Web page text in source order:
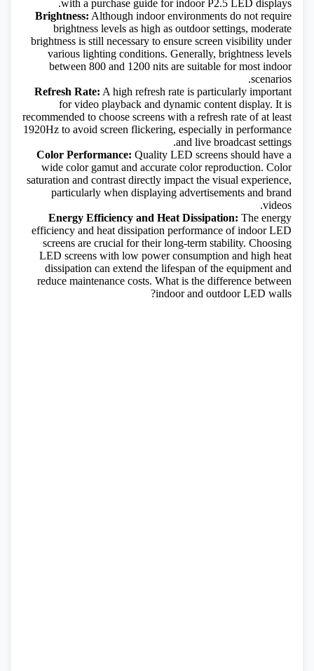
with a purchase guide for indoor P2.5 LED displays.
Brightness: Although indoor environments do not require
brightness levels as high as outdoor settings, moderate
brightness is still necessary to ensure screen visibility under
various lighting conditions. Generally, brightness levels
between 800 and 1200 nits are suitable for most indoor
scenarios.
Refresh Rate: A high refresh rate is particularly important
for video playback and dynamic content display. It is
recommended to choose screens with a refresh rate of at least
1920Hz to avoid screen flickering, especially in performance
and live broadcast settings.
Color Performance: Quality LED screens should have a
wide color gamut and accurate color reproduction. Color
saturation and contrast directly impact the visual experience,
particularly when displaying advertisements and brand
videos.
Energy Efficiency and Heat Dissipation: The energy
efficiency and heat dissipation performance of indoor LED
screens are crucial for their long-term stability. Choosing
LED screens with low power consumption and high heat
dissipation can extend the lifespan of the equipment and
reduce maintenance costs. What is the difference between
indoor and outdoor LED walls?